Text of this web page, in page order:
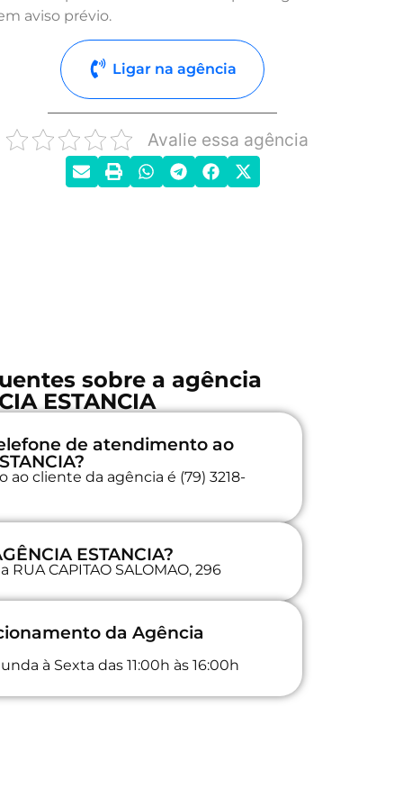
aviso prévio.
Ligar na agência
Avalie essa agência
sobre a agência
ESTANCIA
de atendimento ao
cliente da agência é (79) 3218-
ESTANCIA?
CAPITAO SALOMAO, 296
da Agência
à Sexta das 11:00h às 16:00h